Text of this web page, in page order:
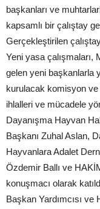
başkanları ve
kapsamlı bir çalıştay
Gerçekleştirilen
Yeni yasa çalışmaları,
gelen yeni başkanlarla
kurulacak komisyon ve
ihlalleri ve mücadele
Dayanışma Hayvan
Başkanı Zuhal Aslan,
Hayvanlara Adalet
Özdemir Ballı ve
konuşmacı olarak
Başkan Yardımcısı